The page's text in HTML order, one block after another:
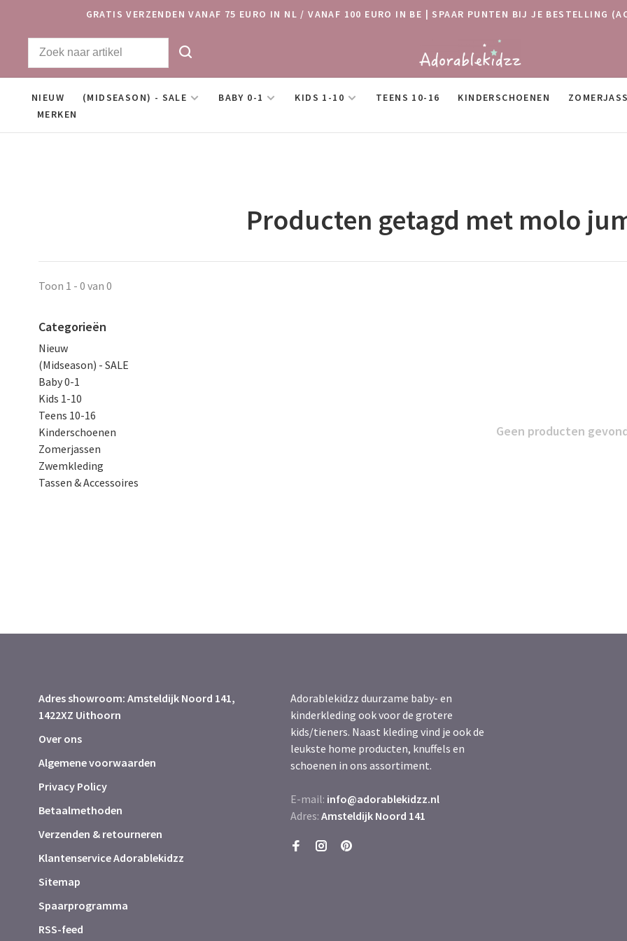
GRATIS VERZENDEN VANAF 75 EURO IN NL / VANAF 100 EURO IN BE | SPAAR PUNTEN BIJ JE BESTELLING
NIEUW (MIDSEASON) - SALE BABY 0-1 KIDS 1-10 TEENS 10-16 KINDERSCHOENEN
MERKEN
Producten getagd met molo
Toon 1 - 0 van 0
Categorieën
Nieuw
(Midseason) - SALE
Baby 0-1
Kids 1-10
Teens 10-16
Kinderschoenen
Zomerjassen
Zwemkleding
Tassen & Accessoires
Geen producten
Adres showroom: Amsteldijk Noord 141,
1422XZ Uithoorn
Over ons
Algemene voorwaarden
Privacy Policy
Betaalmethoden
Verzenden & retourneren
Klantenservice Adorablekidzz
Sitemap
Spaarprogramma
RSS-feed
Adorablekidzz duurzame baby- en
kinderkleding ook voor de grotere
kids/tieners. Naast kleding vind je ook de
leukste home producten, knuffels en
schoenen in ons assortiment.
E-mail: info@adorablekidzz.nl
Adres: Amsteldijk Noord 141